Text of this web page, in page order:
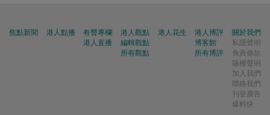
焦點新聞 港人點播
有聲專欄
港人直播
港人觀點
編輯觀點
所有觀點
港人花生
港人博評
博客館
所有博評
關於我們
私隱聲明
免責條款
版權聲明
加入我們
聯絡我們
刊登廣告
爆料快